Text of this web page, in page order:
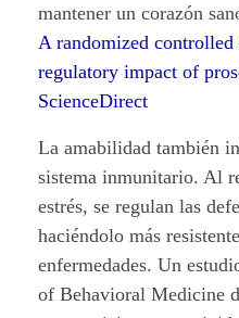
g
i
o
s
a
.
mantener un corazón
A randomized
regulatory impact of
ScienceDirect
La amabilidad también
sistema inmunitario. Al
estrés, se regulan las
haciéndolo más
enfermedades. Un
of Behavioral Medicine